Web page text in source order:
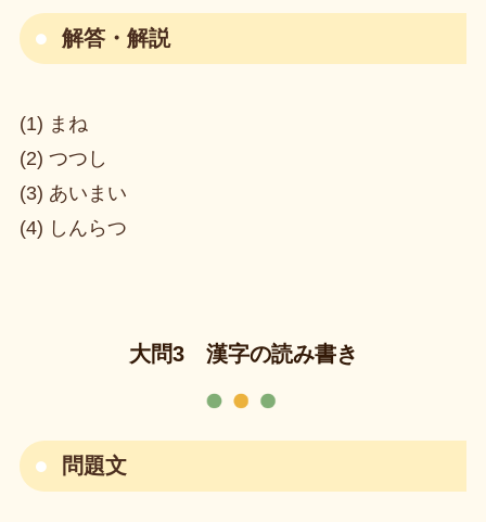
解答・解説
(1) まね
(2) つつし
(3) あいまい
(4) しんらつ
大問3 漢字の読み書き
問題文